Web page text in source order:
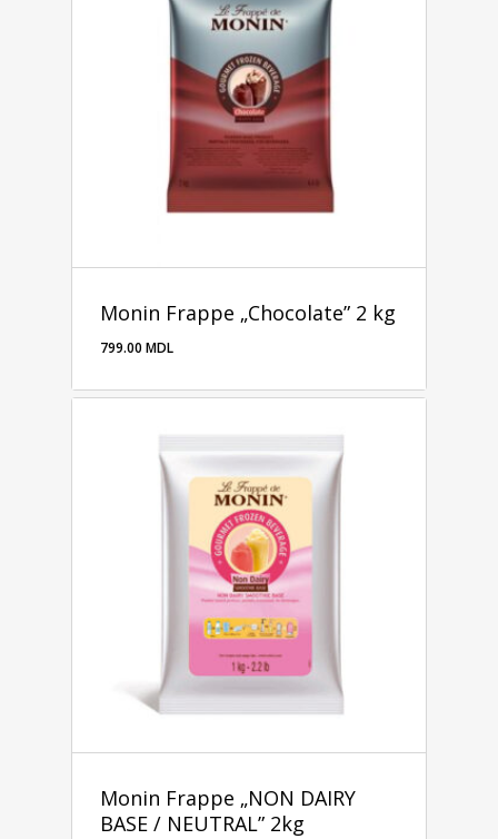
Monin Frappe „Chocolate” 2 kg
799.00 MDL
Monin Frappe „NON DAIRY
BASE / NEUTRAL” 2kg